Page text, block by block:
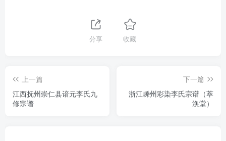
分享 收藏
上一篇
江西抚州崇仁县谙元李氏九
修宗谱
下一篇
浙江嵊州彩染李氏宗谱（萃
涣堂）